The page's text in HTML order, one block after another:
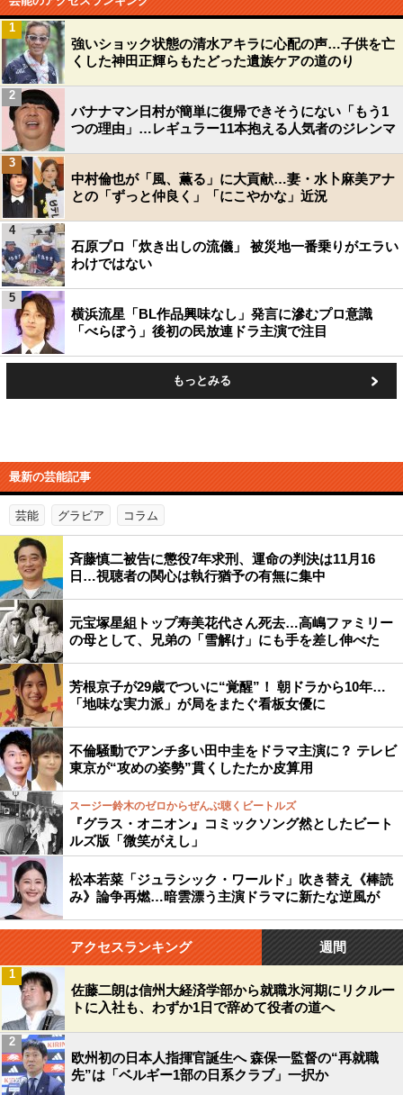
強いショック状態の清水アキラに心配の声…子供を亡
くした神田正輝らもたどった遺族ケアの道のり
1
バナナマン日村が簡単に復帰できそうにない「もう1
つの理由」…レギュラー11本抱える人気者のジレンマ
2
中村倫也が「風、薫る」に大貢献…妻・水卜麻美アナ
との「ずっと仲良く」「にこやかな」近況
3
石原プロ「炊き出しの流儀」 被災地一番乗りがエラい
わけではない
4
横浜流星「BL作品興味なし」発言に滲むプロ意識
「べらぼう」後初の民放連ドラ主演で注目
5
もっとみる
最新の芸能記事
芸能 グラビア コラム
斉藤慎二被告に懲役7年求刑、運命の判決は11月16
日…視聴者の関心は執行猶予の有無に集中
元宝塚星組トップ寿美花代さん死去…高嶋ファミリー
の母として、兄弟の「雪解け」にも手を差し伸べた
芳根京子が29歳でついに“覚醒”！ 朝ドラから10年…
「地味な実力派」が局をまたぐ看板女優に
不倫騒動でアンチ多い田中圭をドラマ主演に？ テレビ
東京が“攻めの姿勢”貫くしたたか皮算用
スージー鈴木のゼロからぜんぶ聴くビートルズ
『グラス・オニオン』コミックソング然としたビート
ルズ版「微笑がえし」
松本若菜「ジュラシック・ワールド」吹き替え《棒読
み》論争再燃…暗雲漂う主演ドラマに新たな逆風が
アクセスランキング 週間
佐藤二朗は信州大経済学部から就職氷河期にリクルー
トに入社も、わずか1日で辞めて役者の道へ
1
欧州初の日本人指揮官誕生へ 森保一監督の“再就職
先”は「ベルギー1部の日系クラブ」一択か
2